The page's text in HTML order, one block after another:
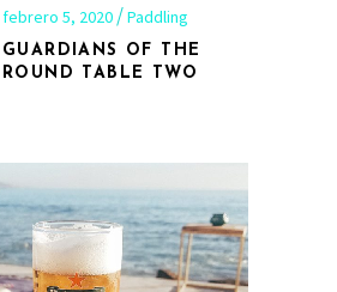
febrero 5, 2020 Paddling
GUARDIANS OF THE
ROUND TABLE TWO